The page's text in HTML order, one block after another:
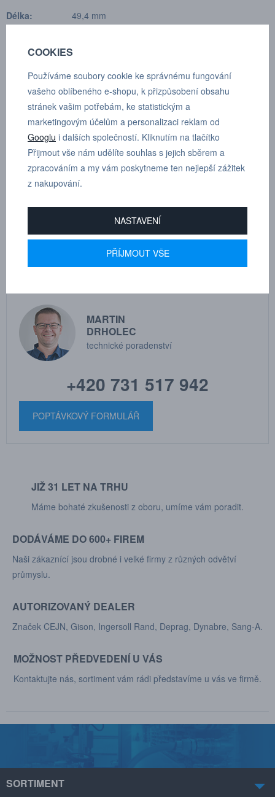
Délka: 49,4 mm
Rec. moment:50 - 60 Nm
Technické údaje
Jmenovitý průtočný průměr: 6.3 mm (1/4")
Kapacita průtoku:
28 l/min
Max. pracovní tlak:
72.0 MPa
Min. průtlak:
Kalená ocel, Zn-Ni
MARTIN
DRHOLEC
technické poradenství
+420 731 517 942
POPTÁVKOVÝ FORMULÁŘ
JIŽ 31 LET NA TRHU
Máme bohaté zkušenosti z oboru, umíme vám poradit.
DODÁVÁME DO 600+ FIREM
Naši zákaznící jsou drobné i velké firmy z různých odvětví
průmyslu.
AUTORIZOVANÝ DEALER
Značek CEJN, Gison, Ingersoll Rand, Deprag, Dynabre, Sang-A.
MOŽNOST PŘEDVEDENÍ U VÁS
Kontaktujte nás, sortiment vám rádi představíme u vás ve firmě.
SORTIMENT
COOKIES
Používáme soubory cookie ke správnému fungování
vašeho oblíbeného e-shopu, k přizpůsobení obsahu
stránek vašim potřebám, ke statistickým a
marketingovým účelům a personalizaci reklam od
Googlu i dalších společností. Kliknutím na tlačítko
Přijmout vše nám udělíte souhlas s jejich sběrem a
zpracováním a my vám poskytneme ten nejlepší zážitek
z nakupování.
NASTAVENÍ
PŘÍJMOUT VŠE